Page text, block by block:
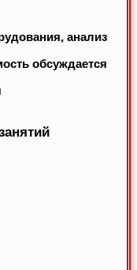
анализ
обсуждается